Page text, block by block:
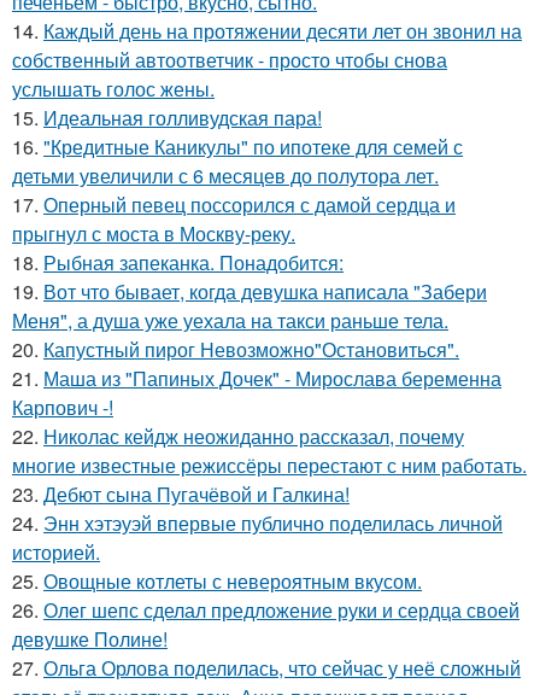
14. Каждый день на протяжении десяти лет он звонил на
собственный автоответчик - просто чтобы снова
услышать голос жены.
15. Идеальная голливудская пара!
16. "Кредитные Каникулы" по ипотеке для семей с
детьми увеличили с 6 месяцев до полутора лет.
17. Оперный певец поссорился с дамой сердца и
прыгнул с моста в Москву-реку.
18. Рыбная запеканка. Понадобится:
19. Вот что бывает, когда девушка написала "Забери
Меня", а душа уже уехала на такси раньше тела.
20. Капустный пирог Невозможно"Остановиться".
21. Маша из "Папиных Дочек" - Мирослава беременна
Карпович -!
22. Николас кейдж неожиданно рассказал, почему
многие известные режиссёры перестают с ним работать.
23. Дебют сына Пугачёвой и Галкина!
24. Энн хэтэуэй впервые публично поделилась личной
историей.
25. Овощные котлеты с невероятным вкусом.
26. Олег шепс сделал предложение руки и сердца своей
девушке Полине!
27. Ольга Орлова поделилась, что сейчас у неё сложный